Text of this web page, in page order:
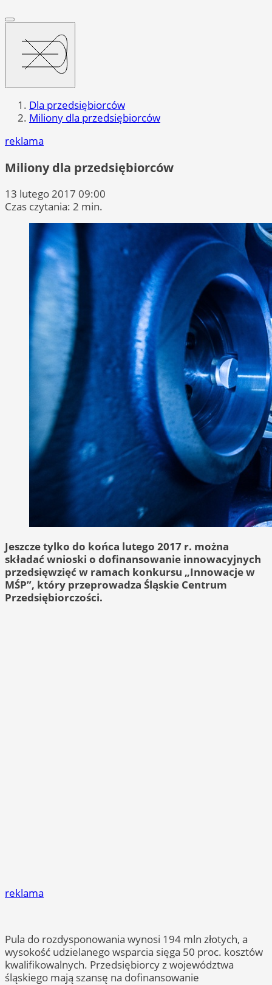
Dla przedsiębiorców
Miliony dla przedsiębiorców
reklama
Miliony dla przedsiębiorców
13 lutego 2017 09:00
Czas czytania: 2 min.
Jeszcze tylko do końca lutego 2017 r. można
składać wnioski o dofinansowanie innowacyjnych
przedsięwzięć w ramach konkursu „Innowacje w
MŚP”, który przeprowadza Śląskie Centrum
Przedsiębiorczości.
reklama
Pula do rozdysponowania wynosi 194 mln złotych, a
wysokość udzielanego wsparcia sięga 50 proc. kosztów
kwalifikowalnych. Przedsiębiorcy z województwa
śląskiego mają szansę na dofinansowanie